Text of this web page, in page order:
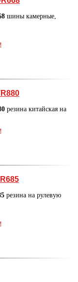
шины камерные,
резина китайская на
резина на рулевую